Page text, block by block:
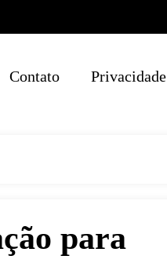
Contato Privacidade
para